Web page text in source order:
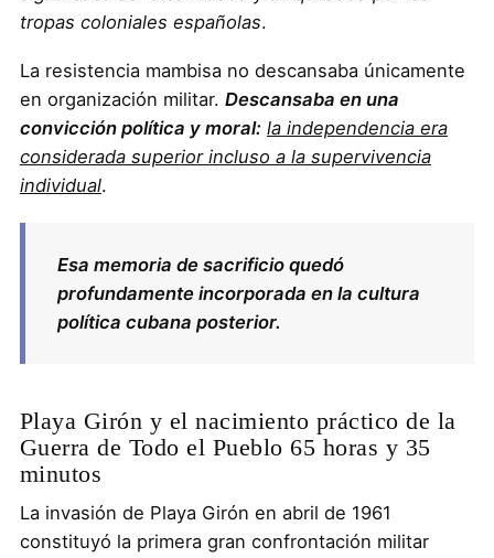
tropas coloniales españolas.
La resistencia mambisa no descansaba únicamente
en organización militar. Descansaba en una
convicción política y moral: la independencia era
considerada superior incluso a la supervivencia
individual.
Esa memoria de sacrificio quedó
profundamente incorporada en la cultura
política cubana posterior.
Playa Girón y el nacimiento práctico de la
Guerra de Todo el Pueblo 65 horas y 35
minutos
La invasión de Playa Girón en abril de 1961
constituyó la primera gran confrontación militar